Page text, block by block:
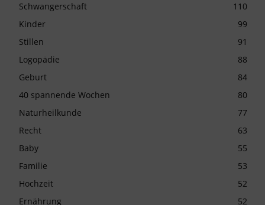
Schwangerschaft
110
Kinder
99
Stillen
91
Logopädie
88
Geburt
84
40 spannende Wochen
80
Naturheilkunde
77
Recht
63
Baby
55
Familie
53
Hochzeit
52
Ernährung
52